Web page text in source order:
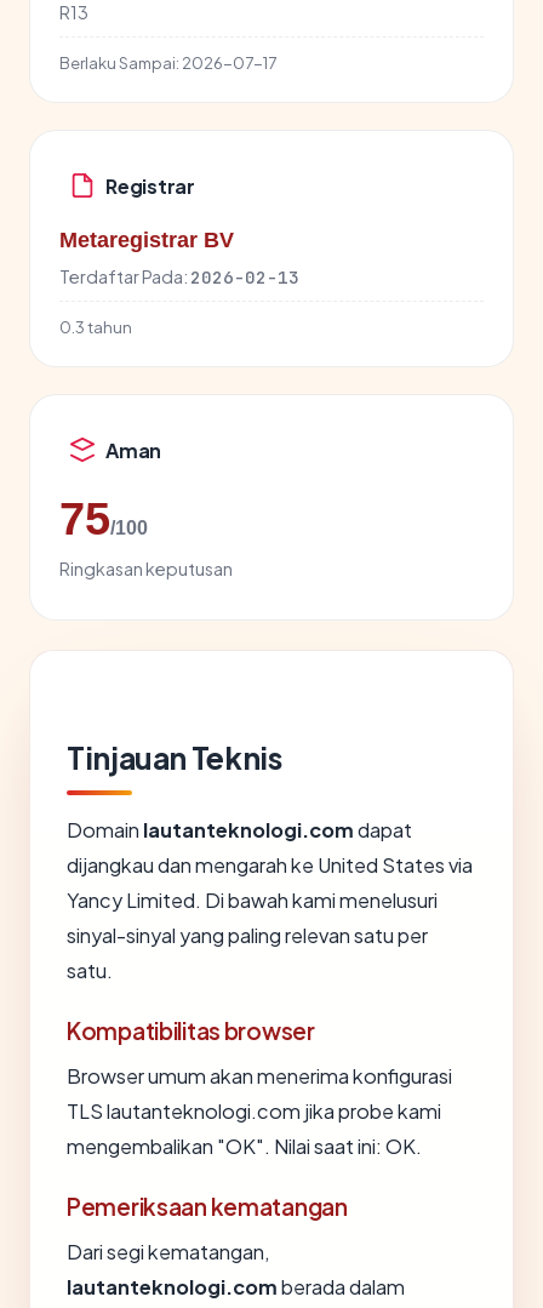
R13
Berlaku Sampai: 2026-07-17
Registrar
Metaregistrar BV
Terdaftar Pada: 2026-02-13
0.3 tahun
Aman
75/100
Ringkasan keputusan
Tinjauan Teknis
Domain lautanteknologi.comdapat
dijangkau dan mengarah ke United States via
Yancy Limited. Di bawah kami menelusuri
sinyal-sinyal yang paling relevan satu per
satu.
Kompatibilitas browser
Browser umum akan menerima konfigurasi
TLS lautanteknologi.com jika probe kami
mengembalikan "OK". Nilai saat ini: OK.
Pemeriksaan kematangan
Dari segi kematangan,
lautanteknologi.comberada dalam